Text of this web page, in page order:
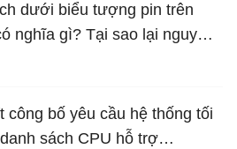
dưới biểu tượng pin trên
nghĩa gì? Tại sao lại nguy
công bố yêu cầu hệ thống tối
sách CPU hỗ trợ